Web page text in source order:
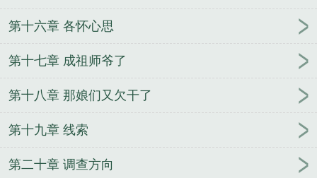
第十六章 各怀心思
第十七章 成祖师爷了
第十八章 那娘们又欠干了
第十九章 线索
第二十章 调查方向